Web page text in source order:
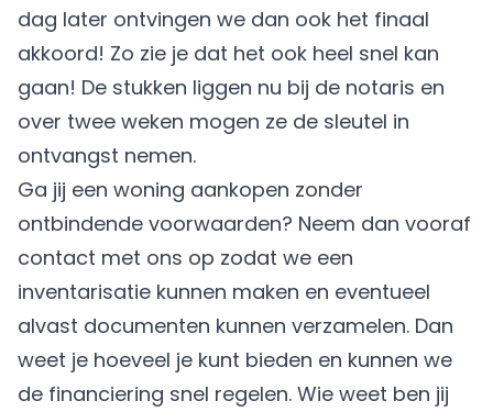
dag later ontvingen we dan ook het finaal
akkoord! Zo zie je dat het ook heel snel kan
gaan! De stukken liggen nu bij de notaris en
over twee weken mogen ze de sleutel in
ontvangst nemen.
Ga jij een woning aankopen zonder
ontbindende voorwaarden? Neem dan vooraf
contact met ons op zodat we een
inventarisatie kunnen maken en eventueel
alvast documenten kunnen verzamelen. Dan
weet je hoeveel je kunt bieden en kunnen we
de financiering snel regelen. Wie weet ben jij